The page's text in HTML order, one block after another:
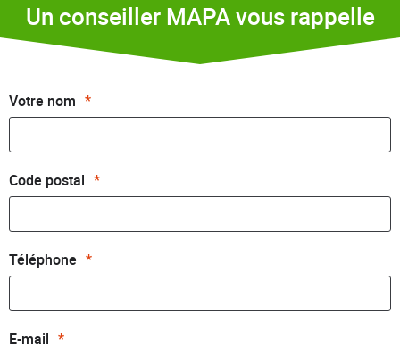
Un conseiller MAPA vous rappelle
Votre nom *
Code postal *
Téléphone *
E-mail *